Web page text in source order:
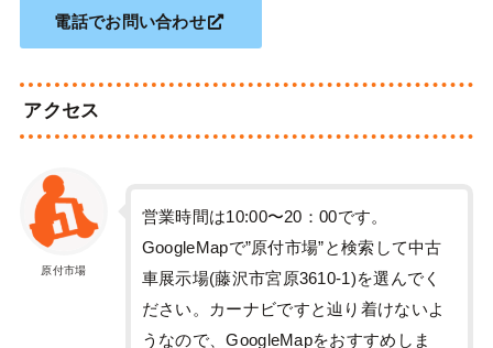
電話でお問い合わせ
アクセス
原付市場
営業時間は10:00〜20：00です。
GoogleMapで”原付市場”と検索して中古
車展示場(藤沢市宮原3610-1)を選んでく
ださい。カーナビですと辿り着けないよ
うなので、GoogleMapをおすすめしま